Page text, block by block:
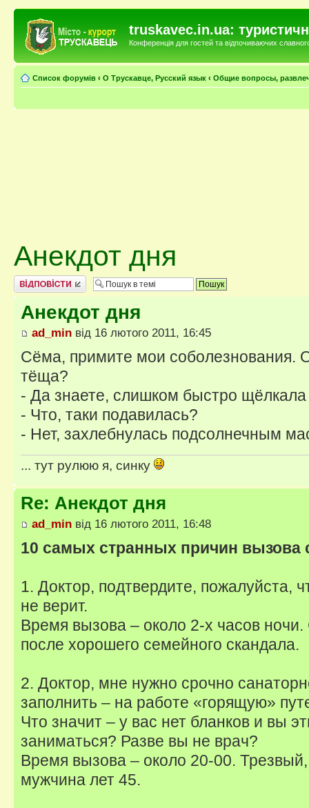
truskavec.in.ua:
Конференція для гостей та відпочиваючих
Список форумів ‹ О Трускавце, Русский язык ‹ Общие вопросы,
Анекдот дня
Відповісти
Анекдот дня
ad_min від 16 лютого 2011, 16:45
Сёма, примите мои соболезнования.
тёща?
- Да знаете, слишком быстро щёлкала
- Что, таки подавилась?
- Нет, захлебнулась подсолнечным
... тут рулюю я, синку
Re: Анекдот дня
ad_min від 16 лютого 2011, 16:48
10 самых странных причин вызова
1. Доктор, подтвердите, пожалуйста,
не верит.
Время вызова – около 2-х часов
после хорошего семейного скандала.
2. Доктор, мне нужно срочно
заполнить – на работе «горящую»
Что значит – у вас нет бланков и вы
заниматься? Разве вы не врач?
Время вызова – около 20-00. Трезвый,
мужчина лет 45.